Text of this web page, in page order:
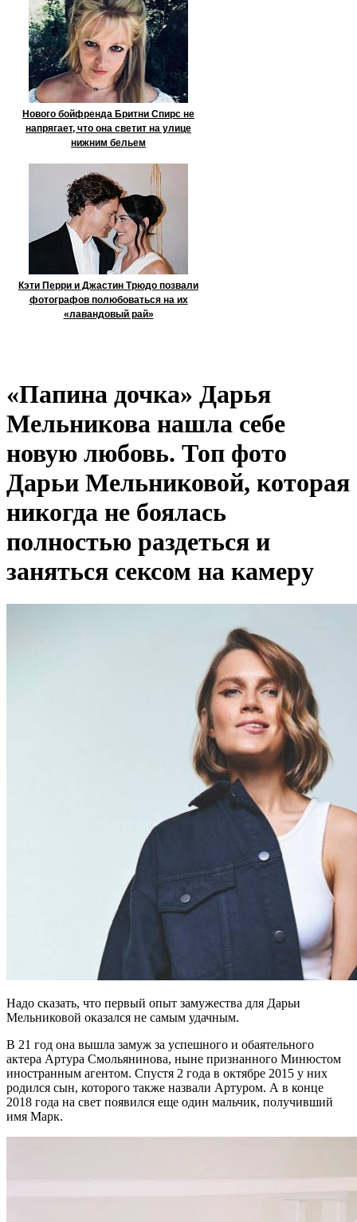
Нового бойфренда Бритни Спирс не
напрягает, что она светит на улице
нижним бельем
Кэти Перри и Джастин Трюдо позвали
фотографов полюбоваться на их
«лавандовый рай»
«Папина дочка» Дарья
Мельникова нашла себе
новую любовь. Топ фото
Дарьи Мельниковой, которая
никогда не боялась
полностью раздеться и
заняться сексом на камеру
Надо сказать, что первый опыт замужества для Дарьи
Мельниковой оказался не самым удачным.
В 21 год она вышла замуж за успешного и обаятельного
актера Артура Смольянинова, ныне признанного Минюстом
иностранным агентом. Спустя 2 года в октябре 2015 у них
родился сын, которого также назвали Артуром. А в конце
2018 года на свет появился еще один мальчик, получивший
имя Марк.